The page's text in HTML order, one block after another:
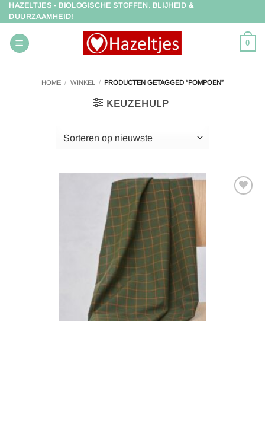
Ga
naar
inhoud
HAZELTJES - BIOLOGISCHE STOFFEN. BLIJHEID &
DUURZAAMHEID!
0
HOME / WINKEL / PRODUCTEN GETAGGED “POMPOEN”
KEUZEHULP